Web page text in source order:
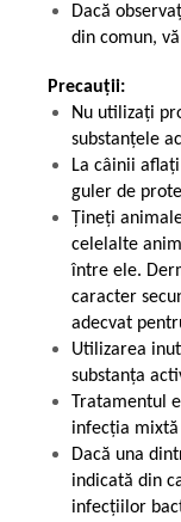
Dacă
din comun,
Precauții:
Nu utilizați
substanțele
La câinii
guler de
Țineți
celelalte
între ele.
caracter
adecvat
Utilizarea
substanța
Tratamentul
infecția mixtă
Dacă una
indicată din
infecțiilor